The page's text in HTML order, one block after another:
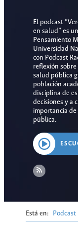
El podcast
en salud” es
Pensamiento
Universidad
con Podcast
reflexión
salud pública
población
disciplina de
decisiones y a
importancia
pública.
Está en: Podcast